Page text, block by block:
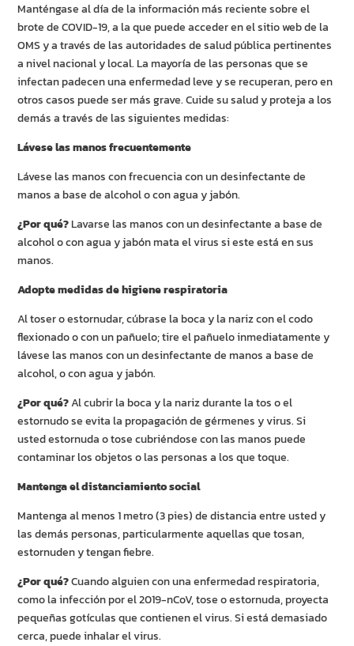
Manténgase al día de la información más reciente sobre el
brote de COVID-19, a la que puede acceder en el sitio web de la
OMS y a través de las autoridades de salud pública pertinentes
a nivel nacional y local. La mayoría de las personas que se
infectan padecen una enfermedad leve y se recuperan, pero en
otros casos puede ser más grave. Cuide su salud y proteja a los
demás a través de las siguientes medidas:
Lávese las manos frecuentemente
Lávese las manos con frecuencia con un desinfectante de
manos a base de alcohol o con agua y jabón.
¿Por qué?Lavarse las manos con un desinfectante a base de
alcohol o con agua y jabón mata el virus si este está en sus
manos.
Adopte medidas de higiene respiratoria
Al toser o estornudar, cúbrase la boca y la nariz con el codo
flexionado o con un pañuelo; tire el pañuelo inmediatamente y
lávese las manos con un desinfectante de manos a base de
alcohol, o con agua y jabón.
¿Por qué?Al cubrir la boca y la nariz durante la tos o el
estornudo se evita la propagación de gérmenes y virus. Si
usted estornuda o tose cubriéndose con las manos puede
contaminar los objetos o las personas a los que toque.
Mantenga el distanciamiento social
Mantenga al menos 1 metro (3 pies) de distancia entre usted y
las demás personas, particularmente aquellas que tosan,
estornuden y tengan fiebre.
¿Por qué?Cuando alguien con una enfermedad respiratoria,
como la infección por el 2019-nCoV, tose o estornuda, proyecta
pequeñas gotículas que contienen el virus. Si está demasiado
cerca, puede inhalar el virus.